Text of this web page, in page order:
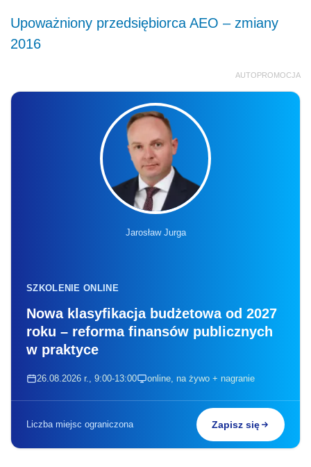
Upoważniony przedsiębiorca AEO – zmiany
2016
AUTOPROMOCJA
Jarosław Jurga
SZKOLENIE ONLINE
Nowa klasyfikacja budżetowa od 2027
roku – reforma finansów publicznych
w praktyce
26.08.2026 r., 9:00-13:00 online, na żywo + nagranie
Liczba miejsc ograniczona Zapisz się